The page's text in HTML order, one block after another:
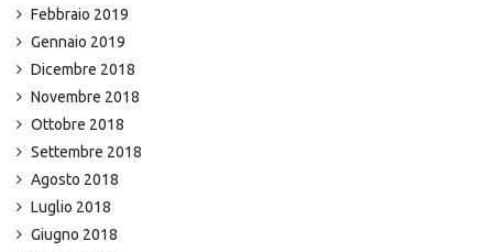
Febbraio 2019
Gennaio 2019
Dicembre 2018
Novembre 2018
Ottobre 2018
Settembre 2018
Agosto 2018
Luglio 2018
Giugno 2018